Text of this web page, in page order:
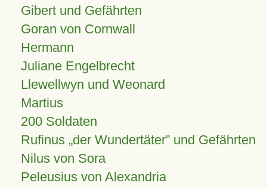
Gibert und Gefährten
Goran von Cornwall
Hermann
Juliane Engelbrecht
Llewellwyn und Weonard
Martius
200 Soldaten
Rufinus „der Wundertäter” und Gefährten
Nilus von Sora
Peleusius von Alexandria